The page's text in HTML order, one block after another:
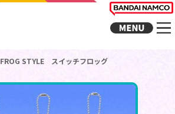
FROG STYLE スイッチフロッグ